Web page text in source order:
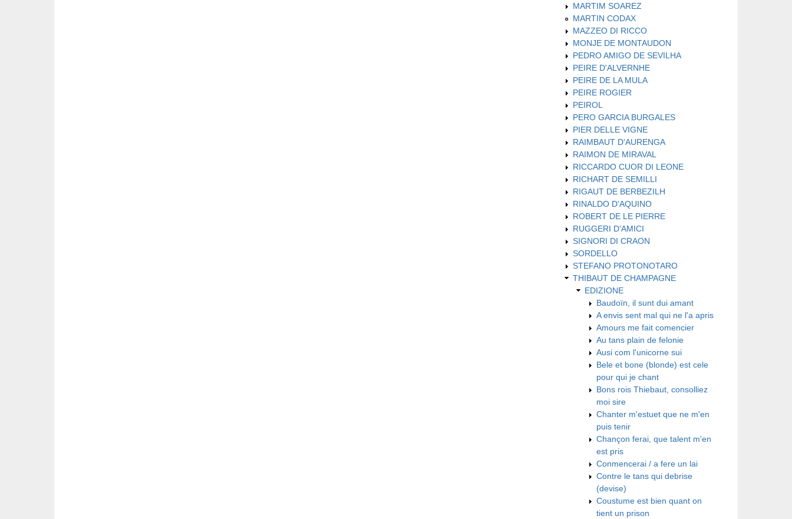
MARTIM SOAREZ
MARTIN CODAX
MAZZEO DI RICCO
MONJE DE MONTAUDON
PEDRO AMIGO DE SEVILHA
PEIRE D'ALVERNHE
PEIRE DE LA MULA
PEIRE ROGIER
PEIROL
PERO GARCIA BURGALES
PIER DELLE VIGNE
RAIMBAUT D'AURENGA
RAIMON DE MIRAVAL
RICCARDO CUOR DI LEONE
RICHART DE SEMILLI
RIGAUT DE BERBEZILH
RINALDO D'AQUINO
ROBERT DE LE PIERRE
RUGGERI D'AMICI
SIGNORI DI CRAON
SORDELLO
STEFANO PROTONOTARO
THIBAUT DE CHAMPAGNE
EDIZIONE
Baudoïn, il sunt dui amant
A envis sent mal qui ne l'a apris
Amours me fait comencier
Au tans plain de felonie
Ausi com l'unicorne sui
Bele et bone (blonde) est cele
pour qui je chant
Bons rois Thiebaut, consolliez
moi sire
Chanter m'estuet que ne m'en
puis tenir
Chançon ferai, que talent m'en
est pris
Conmencerai / a fere un lai
Contre le tans qui debrise
(devise)
Coustume est bien quant on
tient un prison